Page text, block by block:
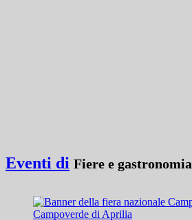
Eventi di Fiere e gastronomia